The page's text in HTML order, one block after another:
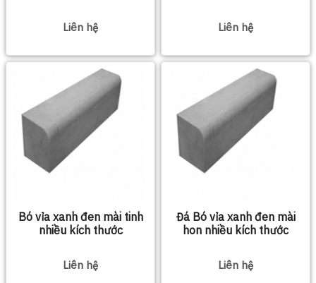
Liên hệ Liên hệ
Bó vỉa xanh đen mài tinh
nhiều kích thước
Liên hệ
Đá Bó vỉa xanh đen mài
hon nhiều kích thước
Liên hệ